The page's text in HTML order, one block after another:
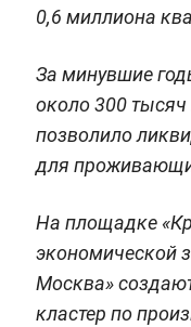
0,6 миллиона
За минувшие
около 300
позволило
для
На площадке
экономической
Москва»
кластер по